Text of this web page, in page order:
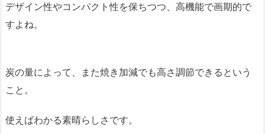
デザイン性やコンパクト性を保ちつつ、高機能で画期的で
すよね。
炭の量によって、また焼き加減でも高さ調節できるという
こと。
使えばわかる素晴らしさです。